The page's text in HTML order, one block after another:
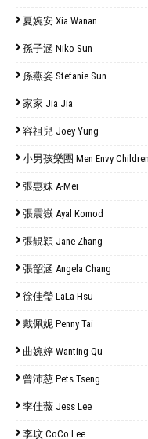
夏婉安 Xia Wanan
孫子涵 Niko Sun
孫燕姿 Stefanie Sun
家家 Jia Jia
容祖兒 Joey Yung
小男孩樂團 Men Envy Children
張惠妹 A-Mei
張震嶽 Ayal Komod
張靚穎 Jane Zhang
張韶涵 Angela Chang
徐佳瑩 LaLa Hsu
戴佩妮 Penny Tai
曲婉婷 Wanting Qu
曾沛慈 Pets Tseng
李佳薇 Jess Lee
李玟 CoCo Lee